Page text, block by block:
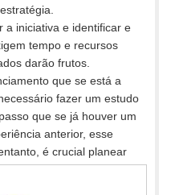
a iniciativa e identificar e
tempo e recursos
darão frutos.
que se está a
fazer um estudo
que se já houver um
anterior, esse
é crucial planear